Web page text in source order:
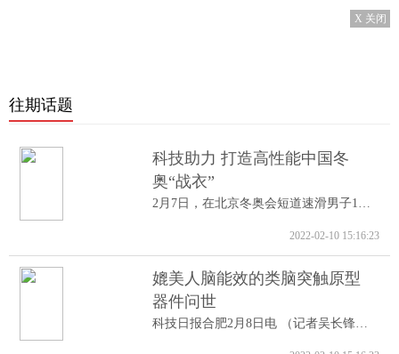
X 关闭
往期话题
科技助力 打造高性能中国冬
奥“战衣”
2月7日，在北京冬奥会短道速滑男子1000米A...
2022-02-10 15:16:23
媲美人脑能效的类脑突触原型
器件问世
科技日报合肥2月8日电 （记者吴长锋）8日...